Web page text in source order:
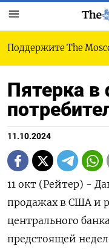
Поддержите The
Пятерка в
11.10.2024
11 окт (Рейтер) -
продажах в США и
центрального
предстоящей